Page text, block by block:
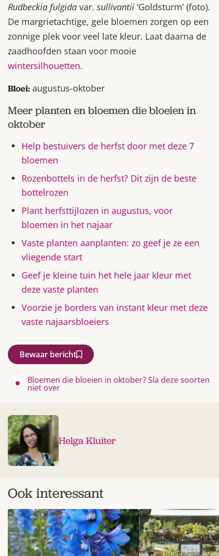
Rudbeckia fulgida var. sullivantii ‘Goldsturm’ (foto).
De margrietachtige, gele bloemen zorgen op een
zonnige plek voor veel late kleur. Laat daarna de
zaadhoofden staan voor mooie
wintersilhouetten.
Bloei: augustus-oktober
Meer planten en bloemen die bloeien in
oktober
Help bestuivers de herfst door met deze 7
bloemen
Rozenbottels in de herfst? Dit zijn de beste
bottelrozen
Plant herfsttijlozen in augustus, voor
bloemen in het najaar
Vaste planten aanplanten: zo geef je ze een
vliegende start
Geef je kleine tuin het hele jaar kleur met
deze vaste planten
Voorzie je borders van instant kleur met deze
vaste najaarsbloeiers
Bewaar bericht
Bloemen die bloeien in oktober? Sla deze soorten
niet over
Helga Kluiter
Ook interessant